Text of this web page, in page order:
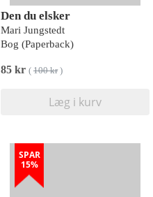
Den du elsker
Mari Jungstedt
Bog (Paperback)
85 kr ( 100 kr)
Læg i kurv
SPAR
15%